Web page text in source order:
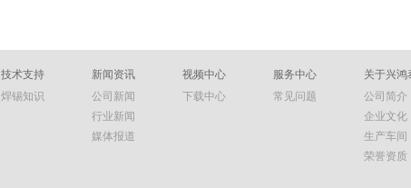
技术支持
焊锡知识
新闻资讯
公司新闻
行业新闻
媒体报道
视频中心
下载中心
服务中心
常见问题
关于兴鸿
公司简介
企业文化
生产车间
荣誉资质